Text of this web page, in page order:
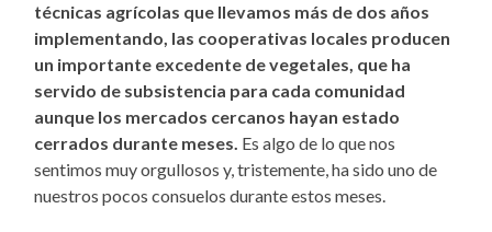
técnicas agrícolas que llevamos más de dos años
implementando, las cooperativas locales producen
un importante excedente de vegetales, que ha
servido de subsistencia para cada comunidad
aunque los mercados cercanos hayan estado
cerrados durante meses. Es algo de lo que nos
sentimos muy orgullosos y, tristemente, ha sido uno de
nuestros pocos consuelos durante estos meses.